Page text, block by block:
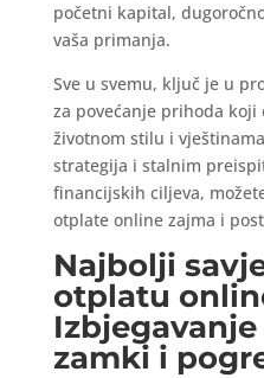
početni kapital,
vaša primanja.
Sve u svemu, ključ je u
za povećanje prihoda koji
životnom stilu i
strategija i stalnim
financijskih ciljeva,
otplate online zajma i
Najbolji
otplatu
zamki i